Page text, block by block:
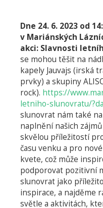
Dne 24. 6. 2023 od
v Mariánských
akci: Slavnosti
se mohou těšit na
kapely Jauvajs (irská
prvky) a skupiny
rock). https://
letniho-slunovratu/
slunovrat nám také
naplnění našich
skvělou příležitostí
času venku a pro
kvete, což může
podporovat pozitivní
slunovrat jako
inspirace, a najděme
světle a aktivitách,